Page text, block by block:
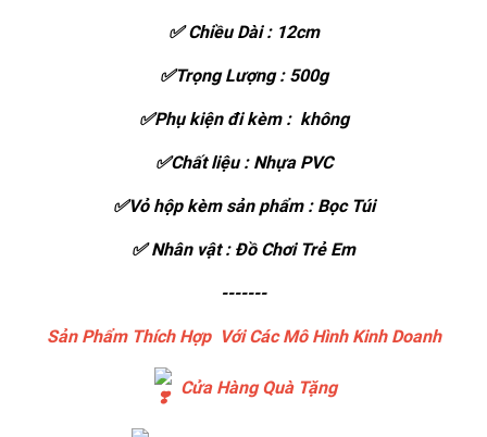
✅ Chiều Dài : 12cm
✅Trọng Lượng : 500g
✅Phụ kiện đi kèm : không
✅Chất liệu : Nhựa PVC
✅Vỏ hộp kèm sản phẩm : Bọc Túi
✅ Nhân vật : Đồ Chơi Trẻ Em
-------
Sản Phẩm Thích Hợp Với Các Mô Hình Kinh Doanh
Cửa Hàng Quà Tặng